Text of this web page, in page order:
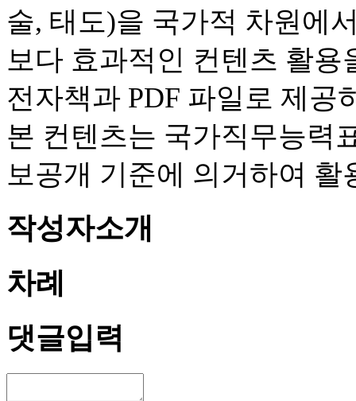
술, 태도)을 국가적 차원에
보다 효과적인 컨텐츠 활
전자책과 PDF 파일로 제공
본 컨텐츠는 국가직무능력
보공개 기준에 의거하여
작성자소개
차례
댓글입력